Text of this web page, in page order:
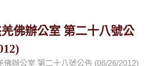
佛辦公室 第二十八號公
佛辦公室 第二十八號公告 (06/26/2012)